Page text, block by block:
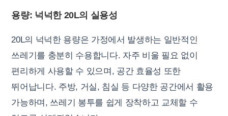
용량: 넉넉한 20L의 실용성
20L의 넉넉한 용량은 가정에서 발생하는 일반적인
쓰레기를 충분히 수용합니다. 자주 비울 필요 없이
편리하게 사용할 수 있으며, 공간 효율성 또한
뛰어납니다. 주방, 거실, 침실 등 다양한 공간에서 활용
가능하며, 쓰레기 봉투를 쉽게 장착하고 교체할 수